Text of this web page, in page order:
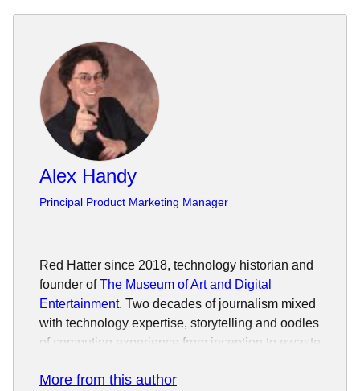
Alex Handy
Principal Product Marketing Manager
Red Hatter since 2018, technology historian and
founder ofThe Museum of Art and Digital
Entertainment. Two decades of journalism mixed
with technology expertise, storytelling and oodles
of computing experience from inception to ewaste
classes at USF, SFSU, AAU, UC Law Hastings
More from this author